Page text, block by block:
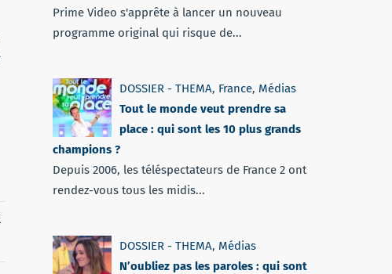
Prime Video s'apprête à lancer un nouveau
programme original qui risque de...
DOSSIER - THEMA, France, Médias
Tout le monde veut prendre sa
place : qui sont les 10 plus grands
champions ?
Depuis 2006, les téléspectateurs de France 2 ont
rendez-vous tous les midis...
DOSSIER - THEMA, Médias
N’oubliez pas les paroles : qui sont